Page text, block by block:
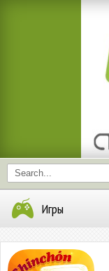
Игры